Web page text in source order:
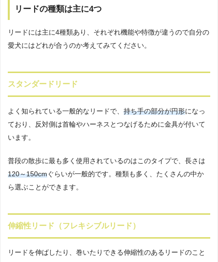
リードの種類は主に4つ
リードには主に4種類あり、それぞれ機能や特徴が違うので自分の
愛犬にはどれが合うのか考えてみてください。
スタンダードリード
よく知られている一般的なリードで、 持ち手の部分が円形になっ
ており、反対側は首輪やハーネスとつなげるために金具が付いて
います。
普段の散歩に最も多く使用されているのはこのタイプで、長さは
120～150cmぐらいが一般的です。種類も多く、たくさんの中か
ら選ぶことができます。
伸縮性リード（フレキシブルリード）
リードを伸ばしたり、巻いたりできる伸縮性のあるリードのこと